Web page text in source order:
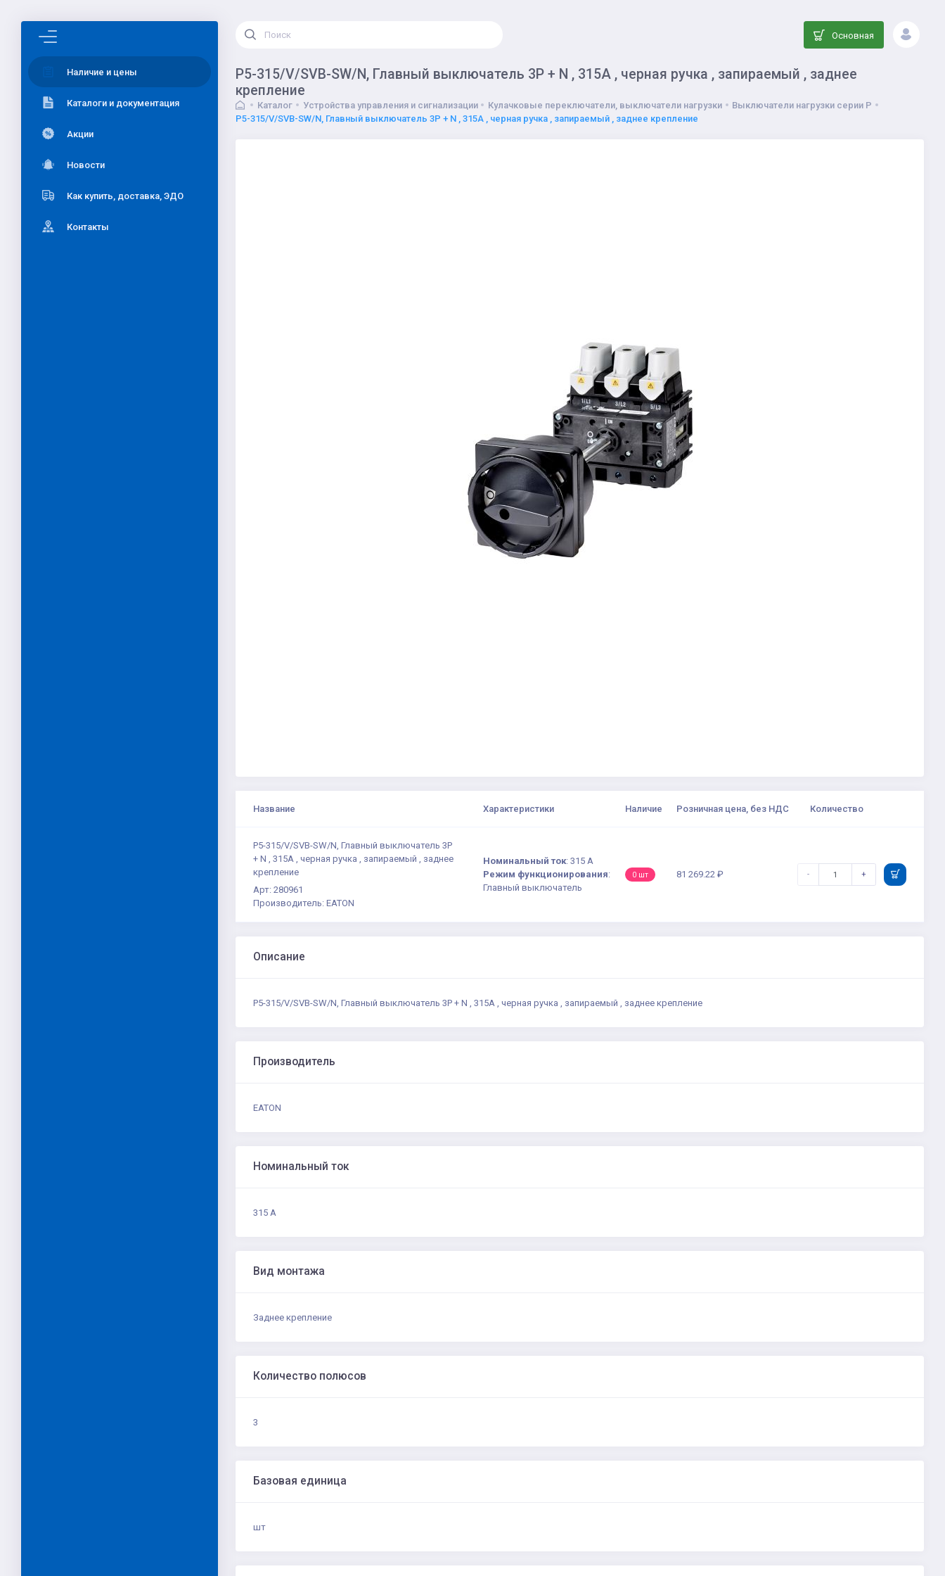
Наличие и цены
Каталоги и документация
Акции
Новости
Как купить, доставка, ЭДО
Контакты
Основная
P5-315/V/SVB-SW/N, Главный выключатель 3P + N , 315A , черная ручка , запираемый , заднее
крепление
Каталог Устройства управления и сигнализации Кулачковые переключатели, выключатели нагрузки
Выключатели нагрузки серии P
P5-315/V/SVB-SW/N, Главный выключатель 3P + N , 315A , черная ручка , запираемый , заднее крепление
Название Характеристики Наличие Розничная цена, без НДС Количество
P5-315/V/SVB-SW/N, Главный выключатель 3P
+ N , 315A , черная ручка , запираемый , заднее
крепление
Арт: 280961
Производитель: EATON
Номинальный ток: 315 A
Режим функционирования:
Главный выключатель
0 шт 81 269.22 ₽ - +
Описание
P5-315/V/SVB-SW/N, Главный выключатель 3P + N , 315A , черная ручка , запираемый , заднее крепление
Производитель
EATON
Номинальный ток
315 A
Вид монтажа
Заднее крепление
Количество полюсов
3
Базовая единица
шт